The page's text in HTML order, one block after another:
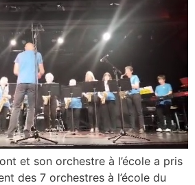
et son orchestre à l’école a pris
des 7 orchestres à l’école du